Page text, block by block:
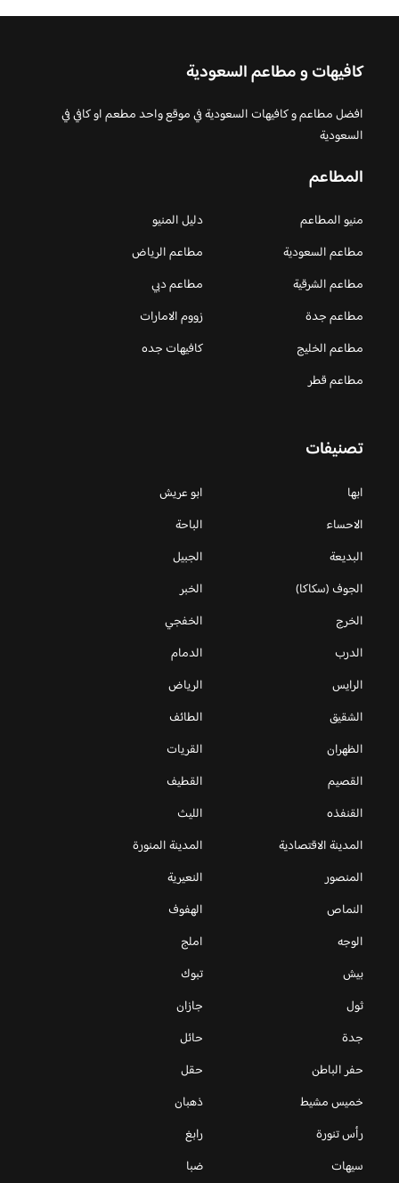
كافيهات و مطاعم السعودية
افضل مطاعم و كافيهات السعودية في موقع واحد مطعم او كافي في
السعودية
المطاعم
منيو المطاعم
دليل المنيو
مطاعم السعودية
مطاعم الرياض
مطاعم الشرقية
مطاعم دبي
مطاعم جدة
زووم الامارات
مطاعم الخليج
كافيهات جده
مطاعم قطر
تصنيفات
ابها
ابو عريش
الاحساء
الباحة
البديعة
الجبيل
الجوف (سكاكا)
الخبر
الخرج
الخفجي
الدرب
الدمام
الرايس
الرياض
الشقيق
الطائف
الظهران
القريات
القصيم
القطيف
القنفذه
الليث
المدينة الاقتصادية
المدينة المنورة
المنصور
النعيرية
النماص
الهفوف
الوجه
املج
بيش
تبوك
ثول
جازان
جدة
حائل
حفر الباطن
حقل
خميس مشيط
ذهبان
رأس تنورة
رابغ
سيهات
ضبا